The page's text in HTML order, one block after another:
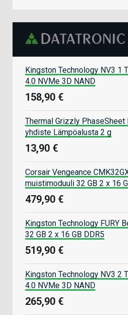
Kingston Technology NV3 1
4.0 NVMe 3D NAND
158,90 €
Thermal Grizzly
yhdiste Lämpöalusta 2 g
13,90 €
Corsair Vengeance
muistimoduuli 32 GB 2 x 16
479,90 €
Kingston Technology FURY
32 GB 2 x 16 GB DDR5
519,90 €
Kingston Technology NV3 2
4.0 NVMe 3D NAND
265,90 €